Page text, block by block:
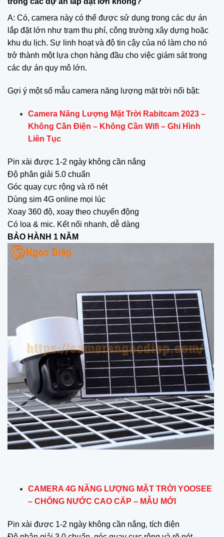
A: Có, camera này có thể được sử dụng trong các dự án
lắp đặt lớn như trạm thu phí, công trường xây dựng hoặc
khu du lịch. Sự linh hoạt và độ tin cậy của nó làm cho nó
trở thành một lựa chọn hàng đầu cho việc giám sát trong
các dự án quy mô lớn.
Gợi ý một số mẫu camera năng lượng mặt trời nổi bật:
Camera Năng Lượng Mặt Trời Rabitcam 2023 –
Không Cần Điện – Không Cần Wifi – Ghi Hình
Liên Tục
Pin xài được 1-2 ngày không cần nắng
Độ phân giải 5.0 chuẩn
Góc quay cực rộng và rõ nét
Dùng sim 4G online mọi lúc
Xoay 360 độ, xoay theo chuyển động
Có loa & mic. Kết nối nhanh, dễ dàng
BẢO HÀNH 1 NĂM
CAMERA 4G NĂNG LƯỢNG MẶT TRỜI YOOSEE
– CHỐNG NƯỚC CAO CẤP – MẪU MỚI
Pin xài được 1-2 ngày không cần nắng, tích điện